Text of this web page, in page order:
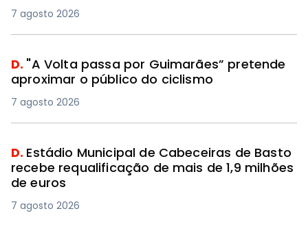
7 agosto 2026
D. "A Volta passa por Guimarães” pretende
aproximar o público do ciclismo
7 agosto 2026
D. Estádio Municipal de Cabeceiras de Basto
recebe requalificação de mais de 1,9 milhões
de euros
7 agosto 2026